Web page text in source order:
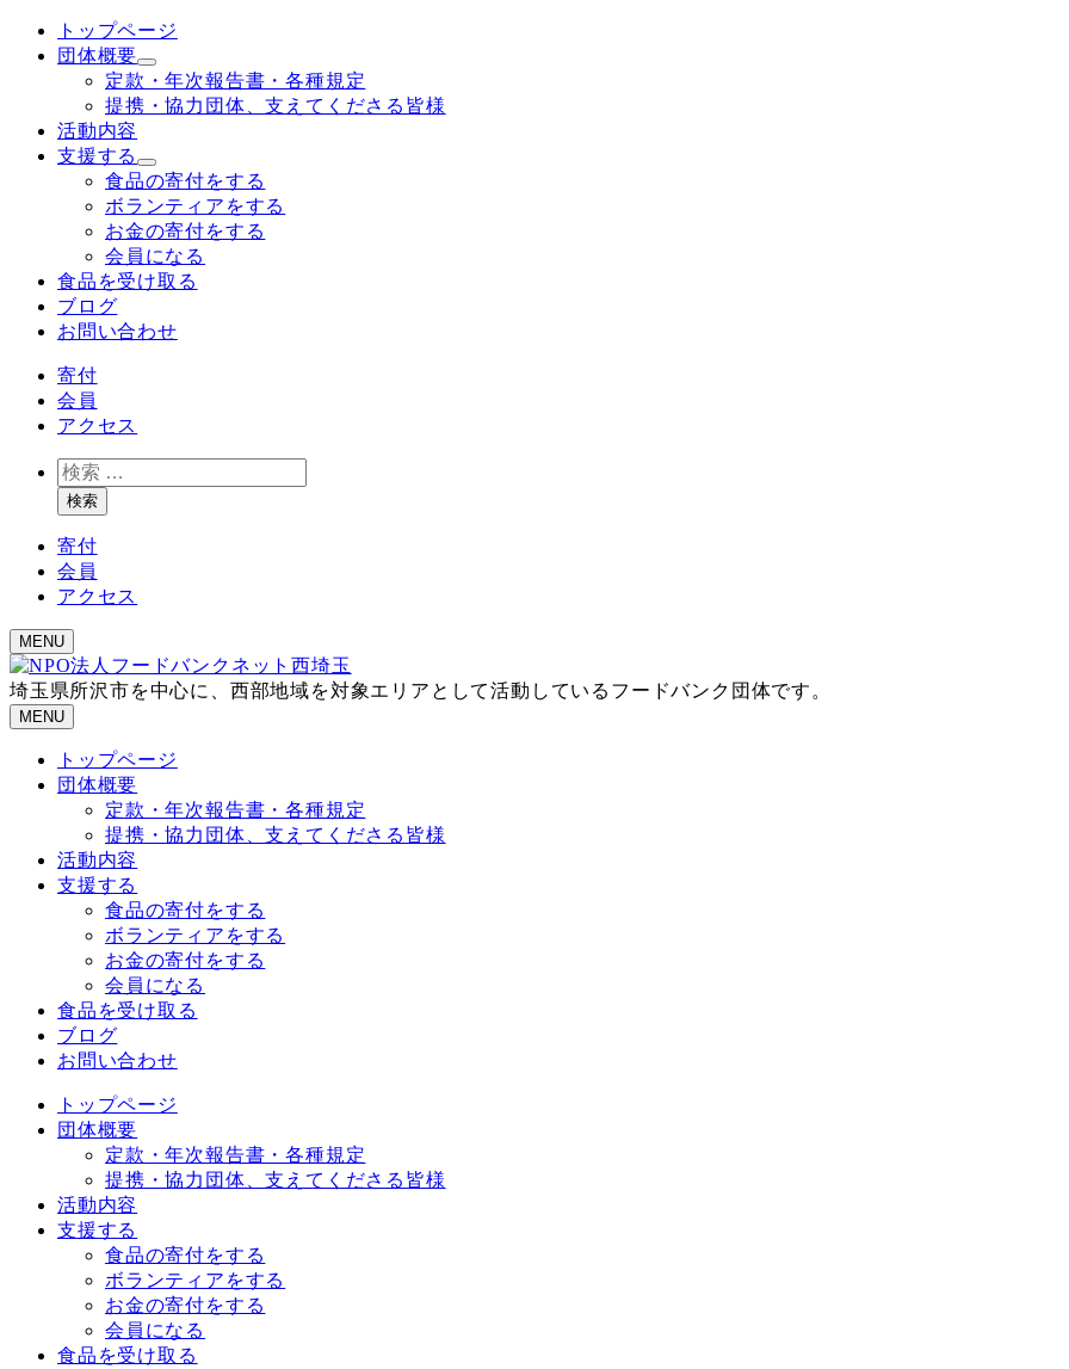
トップページ
団体概要
定款・年次報告書・各種規定
提携・協力団体、支えてくださる皆様
活動内容
支援する
食品の寄付をする
ボランティアをする
お金の寄付をする
会員になる
食品を受け取る
ブログ
お問い合わせ
寄付
会員
アクセス
検
索検索
寄付
会員
アクセス
MENU
埼玉県所沢市を中心に、西部地域を対象エリアとして活動しているフードバンク団体です。
MENU
トップページ
団体概要
定款・年次報告書・各種規定
提携・協力団体、支えてくださる皆様
活動内容
支援する
食品の寄付をする
ボランティアをする
お金の寄付をする
会員になる
食品を受け取る
ブログ
お問い合わせ
トップページ
団体概要
定款・年次報告書・各種規定
提携・協力団体、支えてくださる皆様
活動内容
支援する
食品の寄付をする
ボランティアをする
お金の寄付をする
会員になる
食品を受け取る